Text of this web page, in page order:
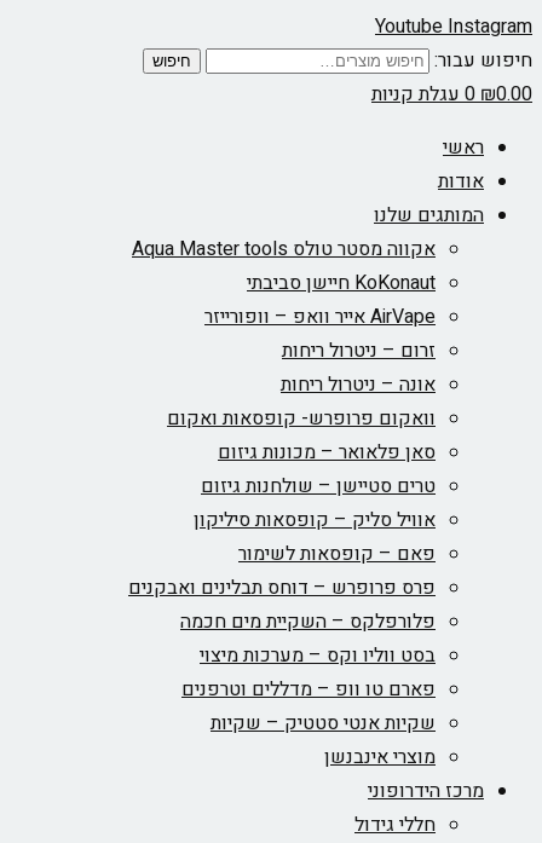
YoutubeInstagram
חיפוש עבור:
חיפוש
₪0.00
0עגלת קניות
ראשי
אודות
המותגים שלנו
אקווה מסטר טולס Aqua Master tools
KoKonaut חיישן סביבתי
AirVape אייר וואפ – וופורייזר
זרום – ניטרול ריחות
אונה – ניטרול ריחות
וואקום פרופרש- קופסאות ואקום
סאן פלאואר – מכונות גיזום
טרים סטיישן – שולחנות גיזום
אוויל סליק – קופסאות סיליקון
פאם – קופסאות לשימור
פרס פרופרש – דוחס תבלינים ואבקנים
פלורפלקס – השקיית מים חכמה
בסט ווליו וקס – מערכות מיצוי
פארם טו וופ – מדללים וטרפנים
שקיות אנטי סטטיק – שקיות
מוצרי אינבנשן
מרכז הידרופוני
חללי גידול